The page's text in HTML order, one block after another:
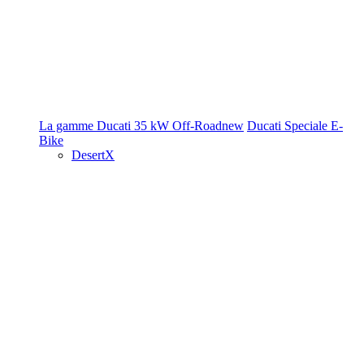
La gamme Ducati 35 kW Off-Roadnew Ducati Speciale E-
Bike
DesertX